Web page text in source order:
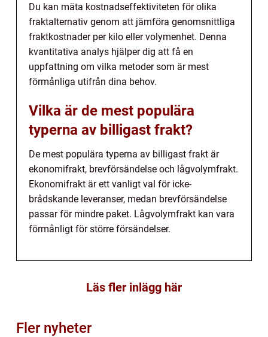
Du kan mäta kostnadseffektiviteten för olika
fraktalternativ genom att jämföra genomsnittliga
fraktkostnader per kilo eller volymenhet. Denna
kvantitativa analys hjälper dig att få en
uppfattning om vilka metoder som är mest
förmånliga utifrån dina behov.
Vilka är de mest populära
typerna av billigast frakt?
De mest populära typerna av billigast frakt är
ekonomifrakt, brevförsändelse och lågvolymfrakt.
Ekonomifrakt är ett vanligt val för icke-
brådskande leveranser, medan brevförsändelse
passar för mindre paket. Lågvolymfrakt kan vara
förmånligt för större försändelser.
Läs fler inlägg här
Fler nyheter